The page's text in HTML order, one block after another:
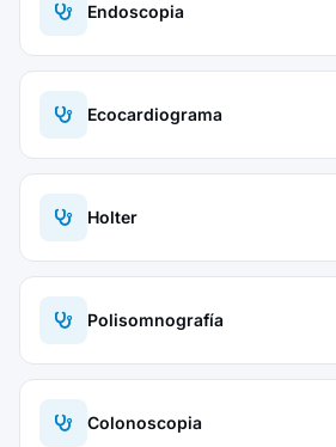
Endoscopia
Ecocardiograma
Holter
Polisomnografía
Colonoscopia